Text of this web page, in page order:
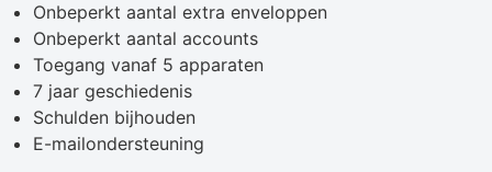
Onbeperkt aantal extra enveloppen
Onbeperkt aantal accounts
Toegang vanaf 5 apparaten
7 jaar geschiedenis
Schulden bijhouden
E-mailondersteuning